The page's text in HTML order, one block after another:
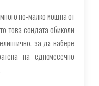
по-малко мощна от
това сондата обиколи
за да набере
на едномесечно